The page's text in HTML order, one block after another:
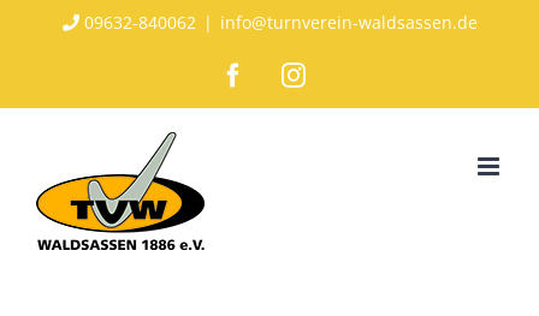
09632-840062 | info@turnverein-waldsassen.de
FacebookInstagram